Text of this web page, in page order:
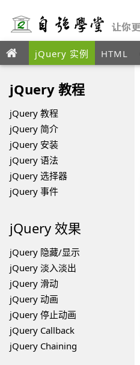
jQuery 实例 HTML
jQuery 教程
jQuery 教程
jQuery 简介
jQuery 安装
jQuery 语法
jQuery 选择器
jQuery 事件
jQuery 效果
jQuery 隐藏/显示
jQuery 淡入淡出
jQuery 滑动
jQuery 动画
jQuery 停止动画
jQuery Callback
jQuery Chaining